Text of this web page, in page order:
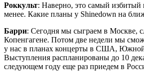
Роккульт: Наверно, это самый избитый
менее. Какие планы у Shinedown на
Барри: Сегодня мы сыграем в Москве,
Копенгагене. Потом две недели мы
у нас в планах концерты в США,
Выступления распланированы до 10
следующем году еще раз приедем в